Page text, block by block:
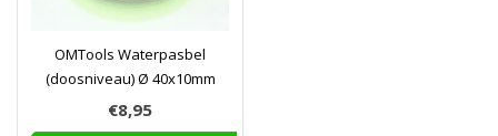
OMTools Waterpasbel
(doosniveau) Ø 40x10mm
€8,95